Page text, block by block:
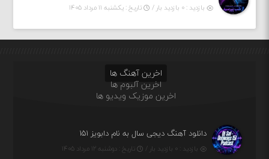
بازدید : ۰ بازدید بار / تاریخ : یکشنبه ۱۱ مرداد ۱۴۰۵
اخرین آهنگ ها
اخرین آلبوم ها
اخرین موزیک ویدیو ها
دانلود آهنگ دیجی سال به نام دابویز ۱۵۱
بازدید : ۰ بازدید بار / تاریخ : دوشنبه ۱۲ مرداد ۱۴۰۵